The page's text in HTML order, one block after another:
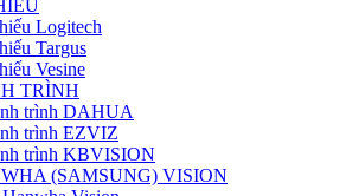
Logitech
Targus
Vesine
TRÌNH
trình DAHUA
trình EZVIZ
trình KBVISION
(SAMSUNG) VISION